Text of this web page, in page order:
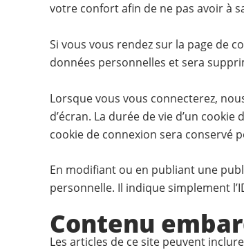
votre confort afin de ne pas avoir à
Si vous vous rendez sur la page de
données personnelles et sera
Lorsque vous vous connecterez,
d’écran. La durée de vie d’un
cookie de connexion sera conservé
En modifiant ou en publiant une
personnelle. Il indique simplement
Contenu
Les articles de ce site peuvent